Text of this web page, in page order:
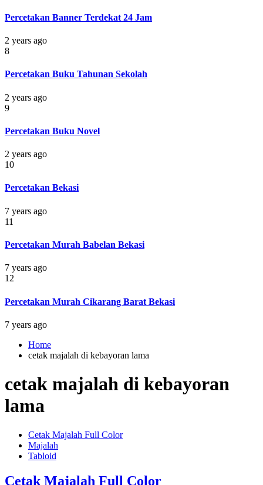
Percetakan Banner Terdekat 24 Jam
2 years ago
8
Percetakan Buku Tahunan Sekolah
2 years ago
9
Percetakan Buku Novel
2 years ago
10
Percetakan Bekasi
7 years ago
11
Percetakan Murah Babelan Bekasi
7 years ago
12
Percetakan Murah Cikarang Barat Bekasi
7 years ago
Home
cetak majalah di kebayoran lama
cetak majalah di kebayoran
lama
Cetak Majalah Full Color
Majalah
Tabloid
Cetak Majalah Full Color